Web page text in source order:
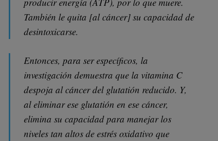
También le quita [al cáncer] su capacidad de
desintoxicarse.
Entonces, para ser específicos, la
investigación demuestra que la vitamina C
despoja al cáncer del glutatión reducido. Y,
al eliminar ese glutatión en ese cáncer,
elimina su capacidad para manejar los
niveles tan altos de estrés oxidativo que